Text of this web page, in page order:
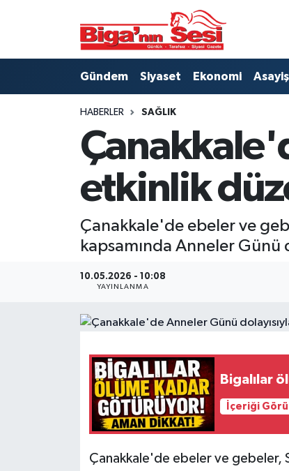
Gündem Siyaset Ekonomi Asayiş
HABERLER SAĞLIK
etkinlik
Çanakkale'de ebeler ve
kapsamında Anneler
10.05.2026 - 10:08
YAYINLANMA
Bigalılar
İçeriği
Çanakkale'de ebeler ve gebeler,
Belediye
Hava Durumu
Çanakkale Hava Durumu
Tüm Manşetler
Son Dakika Haberleri
Haber Arşivi